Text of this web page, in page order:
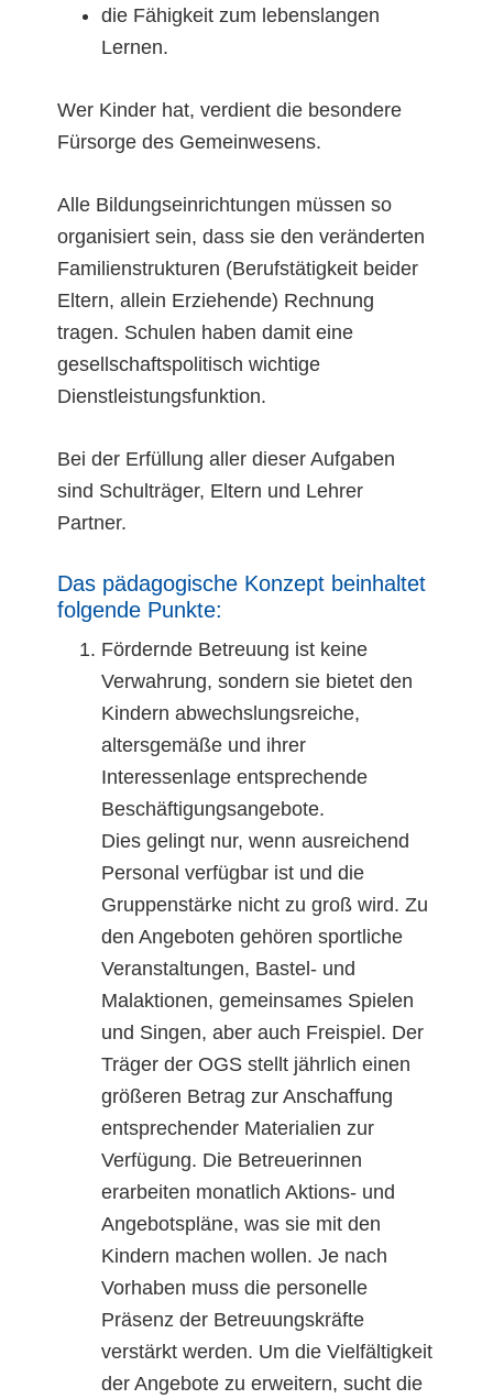
die Fähigkeit zum lebenslangen
Lernen.
Wer Kinder hat, verdient die besondere
Fürsorge des Gemeinwesens.
Alle Bildungseinrichtungen müssen so
organisiert sein, dass sie den veränderten
Familienstrukturen (Berufstätigkeit beider
Eltern, allein Erziehende) Rechnung
tragen. Schulen haben damit eine
gesellschaftspolitisch wichtige
Dienstleistungsfunktion.
Bei der Erfüllung aller dieser Aufgaben
sind Schulträger, Eltern und Lehrer
Partner.
Das pädagogische Konzept beinhaltet
folgende Punkte:
Fördernde Betreuung ist keine
Verwahrung, sondern sie bietet den
Kindern abwechslungsreiche,
altersgemäße und ihrer
Interessenlage entsprechende
Beschäftigungsangebote.
Dies gelingt nur, wenn ausreichend
Personal verfügbar ist und die
Gruppenstärke nicht zu groß wird. Zu
den Angeboten gehören sportliche
Veranstaltungen, Bastel- und
Malaktionen, gemeinsames Spielen
und Singen, aber auch Freispiel. Der
Träger der OGS stellt jährlich einen
größeren Betrag zur Anschaffung
entsprechender Materialien zur
Verfügung. Die Betreuerinnen
erarbeiten monatlich Aktions- und
Angebotspläne, was sie mit den
Kindern machen wollen. Je nach
Vorhaben muss die personelle
Präsenz der Betreuungskräfte
verstärkt werden. Um die Vielfältigkeit
der Angebote zu erweitern, sucht die